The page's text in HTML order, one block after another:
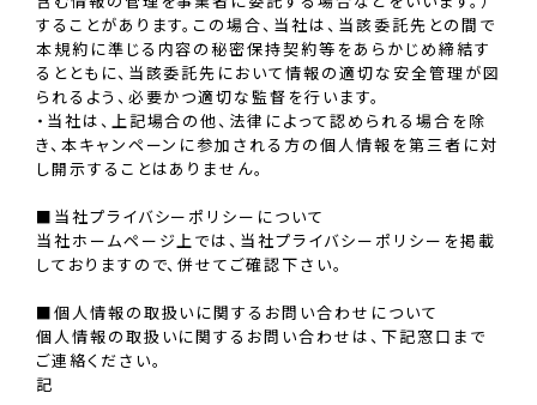
することがあります。この場合、当社は、当該委託先との間で
本規約に準じる内容の秘密保持契約等をあらかじめ締結す
るとともに、当該委託先において情報の適切な安全管理が図
られるよう、必要かつ適切な監督を行います。
・当社は、上記場合の他、法律によって認められる場合を除
き、本キャンペーンに参加される方の個人情報を第三者に対
し開示することはありません。
■当社プライバシーポリシーについて
当社ホームページ上では、当社プライバシーポリシーを掲載
しておりますので、併せてご確認下さい。
■個人情報の取扱いに関するお問い合わせについて
個人情報の取扱いに関するお問い合わせは、下記窓口まで
ご連絡ください。
記